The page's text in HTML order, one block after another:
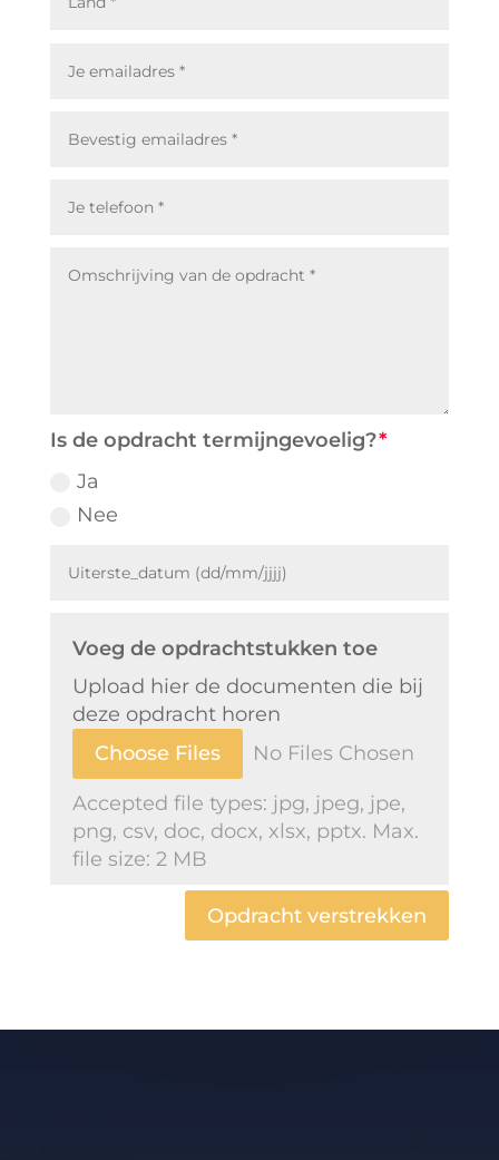
Is de opdracht termijngevoelig?
Ja
Nee
Voeg de opdrachtstukken toe
Upload hier de documenten die bij
deze opdracht horen
File Input
Choose Files No Files Chosen
Accepted file types: jpg, jpeg, jpe,
png, csv, doc, docx, xlsx, pptx. Max.
file size: 2 MB
Opdracht verstrekken